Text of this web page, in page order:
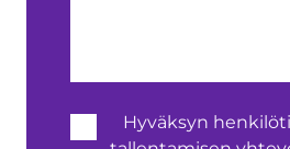
Henkilötietojen
Hyväksyn